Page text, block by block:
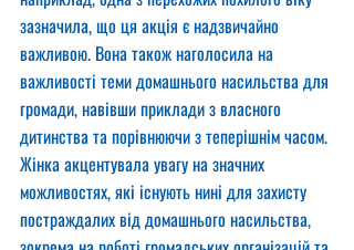
зазначила, що ця акція є надзвичайно
важливою. Вона також наголосила на
важливості теми домашнього насильства для
громади, навівши приклади з власного
дитинства та порівнюючи з теперішнім часом.
Жінка акцентувала увагу на значних
можливостях, які існують нині для захисту
постраждалих від домашнього насильства,